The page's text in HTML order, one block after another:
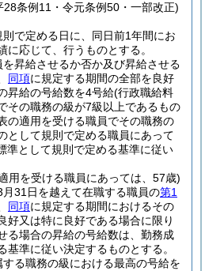
条例11・令元条例50・一部改正)
で定める日に、同日前1年間にお
に応じて、行うものとする。
昇給させるか否か及び昇給させる
同項に規定する期間の全部を良好
昇給の号給数を4号給(行政職給料
その職務の級が7級以上であるもの
の適用を受ける職員でその職務の
として規則で定める職員にあって
準として規則で定める基準に従い
用を受ける職員にあっては、57歳)
31日を越えて在職する職員の第1
同項に規定する期間におけるその
好又は特に良好である場合に限り
る場合の昇給の号給数は、勤務成
基準に従い決定するものとする。
る職務の級における最高の号給を